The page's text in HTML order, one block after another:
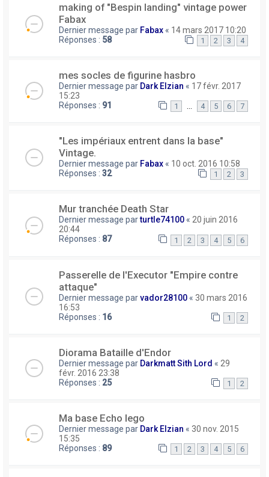
making of "Bespin landing" vintage power
Fabax
Dernier message par Fabax « 14 mars 2017 10:20
Réponses : 58 1 2 3 4
mes socles de figurine hasbro
Dernier message par Dark Elzian « 17 févr. 2017
15:23
Réponses : 91 1 … 4 5 6 7
"Les impériaux entrent dans la base"
Vintage.
Dernier message par Fabax « 10 oct. 2016 10:58
Réponses : 32 1 2 3
Mur tranchée Death Star
Dernier message parturtle74100 « 20 juin 2016
20:44
Réponses : 87 1 2 3 4 5 6
Passerelle de l'Executor "Empire contre
attaque"
Dernier message parvador28100 « 30 mars 2016
16:53
Réponses : 16 1 2
Diorama Bataille d'Endor
Dernier message par Darkmatt Sith Lord « 29
févr. 2016 23:38
Réponses : 25 1 2
Ma base Echo lego
Dernier message par Dark Elzian « 30 nov. 2015
15:35
Réponses : 89 1 2 3 4 5 6